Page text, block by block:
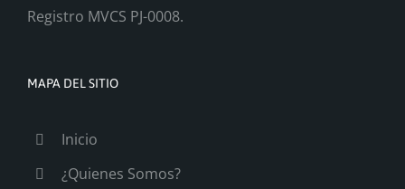
Registro MVCS PJ-0008.
MAPA DEL SITIO
Inicio
¿Quienes Somos?